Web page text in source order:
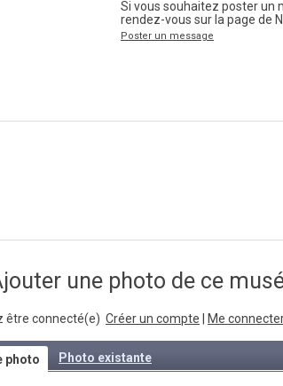
Si vous souhaitez poster un
rendez-vous sur la page de
Poster un message
une photo de ce
être connecté(e) Créer un compte Me
photo Photo existante